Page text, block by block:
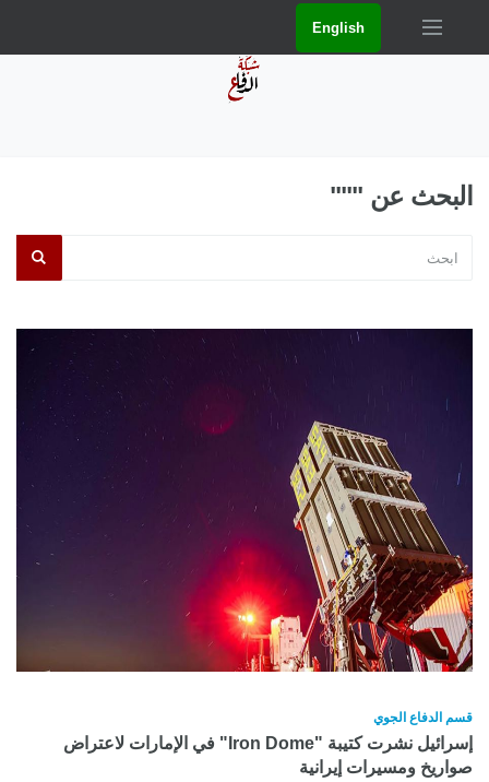
English
البحث عن """
قسم الدفاع الجوي
إسرائيل نشرت كتيبة "Iron Dome" في الإمارات لاعتراض
صواريخ ومسيرات إيرانية